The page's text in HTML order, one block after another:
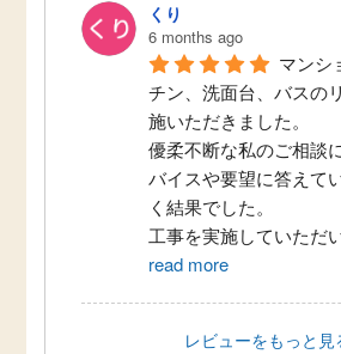
くり
6 months ago
マンシ
チン、洗面台、バスの
施いただきました。
優柔不断な私のご相談
バイスや要望に答えて
く結果でした。
工事を実施していただ
read more
レビューをもっと見